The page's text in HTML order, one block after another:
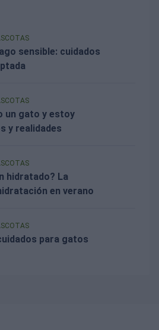
sensible: cuidados
un gato y estoy
y realidades
hidratado? La
en verano
para gatos